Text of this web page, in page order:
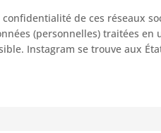
de ces réseaux
(personnelles) traitées
Instagram se trouve aux